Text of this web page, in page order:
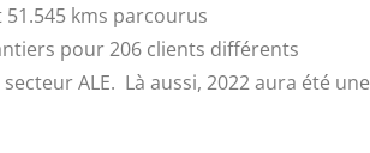
kms parcourus
pour 206 clients différents
ALE. Là aussi, 2022 aura été